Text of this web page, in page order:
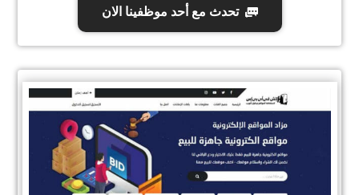
تحدث مع أحد موظفينا الان